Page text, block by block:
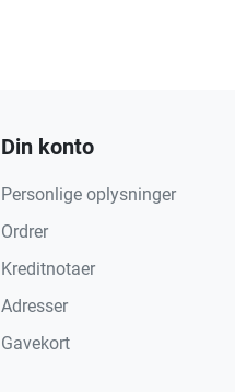
Din konto
Personlige oplysninger
Ordrer
Kreditnotaer
Adresser
Gavekort